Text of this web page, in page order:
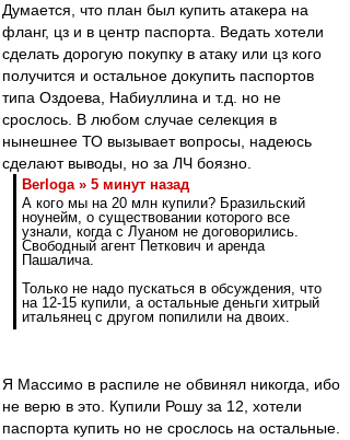
Думается, что план был купить атакера на
фланг, цз и в центр паспорта. Ведать хотели
сделать дорогую покупку в атаку или цз кого
получится и остальное докупить паспортов
типа Оздоева, Набиуллина и т.д. но не
срослось. В любом случае селекция в
нынешнее ТО вызывает вопросы, надеюсь
сделают выводы, но за ЛЧ боязно.
Berloga » 5 минут назад
А кого мы на 20 млн купили? Бразильский
ноунейм, о существовании которого все
узнали, когда с Луаном не договорились.
Свободный агент Петкович и аренда
Пашалича.
Только не надо пускаться в обсуждения, что
на 12-15 купили, а остальные деньги хитрый
итальянец с другом попилили на двоих.
Я Массимо в распиле не обвинял никогда, ибо
не верю в это. Купили Рошу за 12, хотели
паспорта купить но не срослось на остальные.